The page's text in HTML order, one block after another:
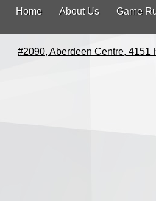
Home About Us Game
#2090, Aberdeen Centre, 4151